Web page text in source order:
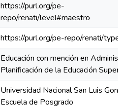
https://purl.org/pe-
repo/renati/level#maestro
https://purl.org/pe-repo/renati/
Educación con mención en
Planificación de la Educación
Universidad Nacional San Luis
Escuela de Posgrado